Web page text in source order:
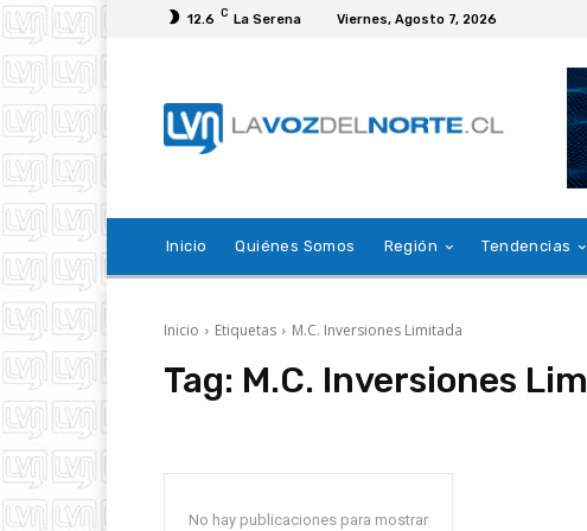
12.6 C La Serena Viernes, Agosto 7, 2026
Inicio Quiénes Somos Región Tendencias
Inicio Etiquetas M.C. Inversiones Limitada
Tag: M.C. Inversiones
No hay publicaciones para mostrar